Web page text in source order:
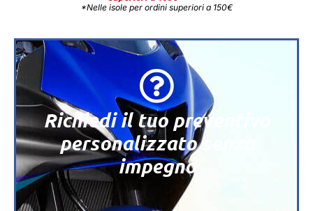
*Nelle isole per ordini superiori a 150€
Richiedi il tuo preventivo
personalizzato senza
impegno